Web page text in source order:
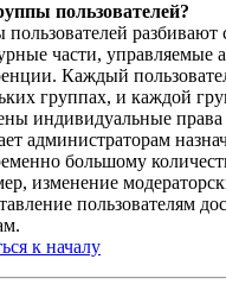
пользователей?
пользователей разбивают
части, управляемые
Каждый
группах, и каждой
индивидуальные
администраторам
большому
изменение
пользователям
к началу